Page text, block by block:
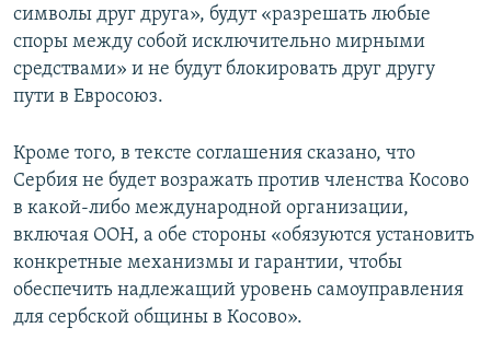
символы друг друга», будут «разрешать любые
споры между собой исключительно мирными
средствами» и не будут блокировать друг другу
пути в Евросоюз.
Кроме того, в тексте соглашения сказано, что
Сербия не будет возражать против членства Косово
в какой-либо международной организации,
включая ООН, а обе стороны «обязуются установить
конкретные механизмы и гарантии, чтобы
обеспечить надлежащий уровень самоуправления
для сербской общины в Косово».